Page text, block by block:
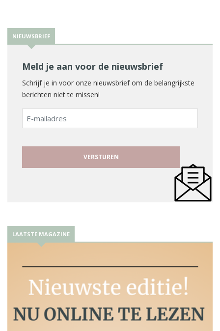
NIEUWSBRIEF
Meld je aan voor de nieuwsbrief
Schrijf je in voor onze nieuwsbrief om de belangrijkste
berichten niet te missen!
E-
mailadres
LAATSTE MAGAZINE